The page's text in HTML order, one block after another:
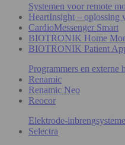
Systemen voor remote
HeartInsight – oplossing
CardioMessenger Smart
BIOTRONIK Home
BIOTRONIK Patient
Programmers en externe
Renamic
Renamic Neo
Reocor
Elektrode-
Selectra